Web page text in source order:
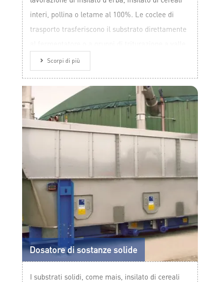
interi, pollina o letame al 100%. Le coclee di
trasporto trasferiscono il substrato direttamente
Scorpi di più
Dosatore di sostanze solide
I substrati solidi, come mais, insilato di cereali